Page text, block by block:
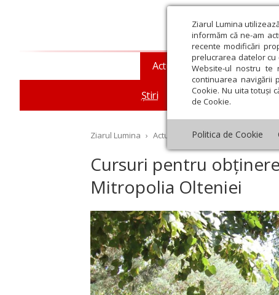
Ziarul Lumina
informăm că ne-am
recente modificări
prelucrarea datelor
Website-ul nostru te
continuarea navigării
Cookie. Nu uita totuși
de Cookie.
Politica de Cookie
Actualitate religioasă
Știri Mesaje și cuvântări
Ziarul Lumina › Actualitate religioasă › Știri ›
Cursuri pentru
Mitropolia Olteniei
Noiembrie